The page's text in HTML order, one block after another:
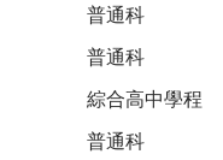
普通科
普通科
綜合高中學程
普通科